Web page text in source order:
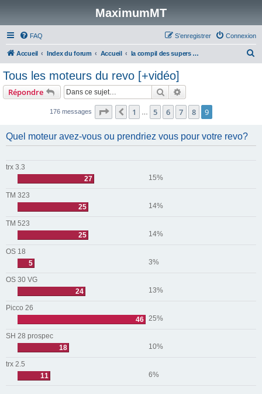
MaximumMT
FAQ Connexion
S’enregistrer
Accueil Index du forum Accueil la compil des supers posts du forum [Post-its et Tutos]
Tous les moteurs du revo [+vidéo]
Répondre Rechercher
176 messages Page sur
Précédente
1 5 6 7 8 9
Quel moteur avez-vous ou prendriez vous pour votre revo?
trx 3.3
27
15%
TM 323
25
14%
TM 523
25
14%
OS 18
5
3%
OS 30 VG
24
13%
Picco 26
46 25%
SH 28 prospec
18
10%
trx 2.5
11
6%